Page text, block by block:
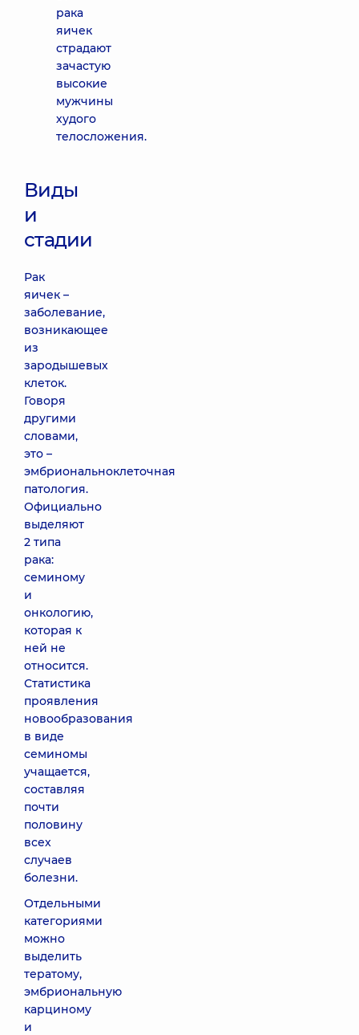
рака
яичек
страдают
зачастую
высокие
мужчины
худого
телосложения.
Виды
и
стадии
Рак
яичек –
заболевание,
возникающее
из
зародышевых
клеток.
Говоря
другими
словами,
это –
эмбриональноклеточная
патология.
Официально
выделяют
2 типа
рака:
семиному
и
онкологию,
которая к
ней не
относится.
Статистика
проявления
новообразования
в виде
семиномы
учащается,
составляя
почти
половину
всех
случаев
болезни.
Отдельными
категориями
можно
выделить
тератому,
эмбриональную
карциному
и